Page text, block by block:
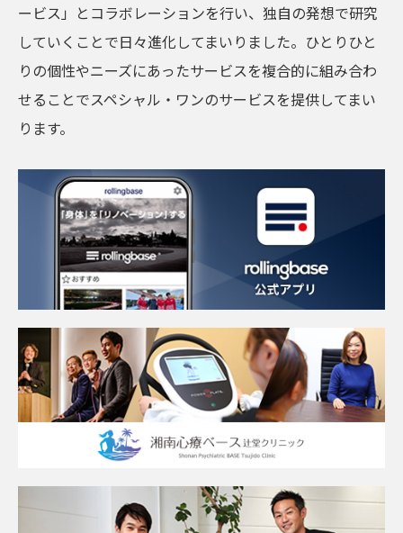
ービス」とコラボレーションを行い、独自の発想で研究
していくことで日々進化してまいりました。ひとりひと
りの個性やニーズにあったサービスを複合的に組み合わ
せることでスペシャル・ワンのサービスを提供してまい
ります。